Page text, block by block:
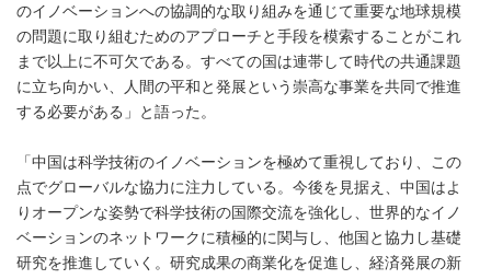
のイノベーションへの協調的な取り組みを通じて重要な地球規模
の問題に取り組むためのアプローチと手段を模索することがこれ
まで以上に不可欠である。すべての国は連帯して時代の共通課題
に立ち向かい、人間の平和と発展という崇高な事業を共同で推進
する必要がある」と語った。
「中国は科学技術のイノベーションを極めて重視しており、この
点でグローバルな協力に注力している。今後を見据え、中国はよ
りオープンな姿勢で科学技術の国際交流を強化し、世界的なイノ
ベーションのネットワークに積極的に関与し、他国と協力し基礎
研究を推進していく。研究成果の商業化を促進し、経済発展の新